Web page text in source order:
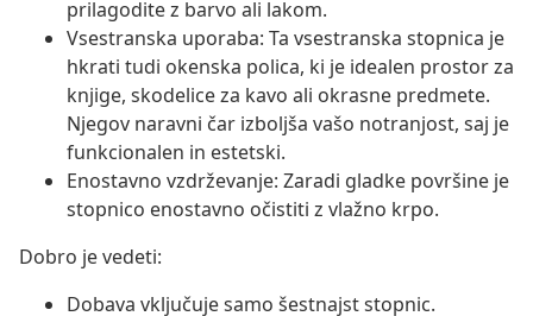
prilagodite z barvo ali lakom.
Vsestranska uporaba: Ta vsestranska stopnica je
hkrati tudi okenska polica, ki je idealen prostor za
knjige, skodelice za kavo ali okrasne predmete.
Njegov naravni čar izboljša vašo notranjost, saj je
funkcionalen in estetski.
Enostavno vzdrževanje: Zaradi gladke površine je
stopnico enostavno očistiti z vlažno krpo.
Dobro je vedeti:
Dobava vključuje samo šestnajst stopnic.